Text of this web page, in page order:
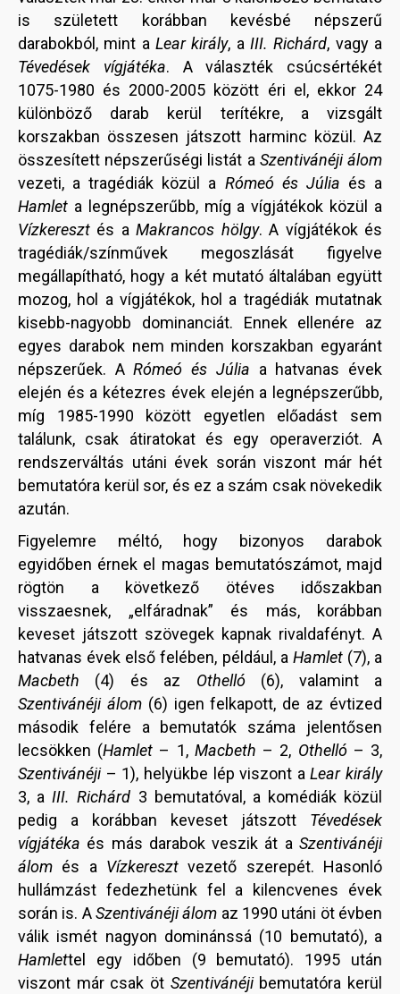
is született korábban kevésbé népszerű
darabokból, mint a Lear király, aIII. Richárd, vagy a
Tévedések vígjátéka. A választék csúcsértékét
1075-1980 és 2000-2005 között éri el, ekkor 24
különböző darab kerül terítékre, a vizsgált
korszakban összesen játszott harminc közül. Az
összesített népszerűségi listát a Szentivánéji álom
vezeti, a tragédiák közül a Rómeó és Júlia és a
Hamlet a legnépszerűbb, míg a vígjátékok közül a
Vízkereszt és aMakrancos hölgy. A vígjátékok és
tragédiák/színművek megoszlását figyelve
megállapítható, hogy a két mutató általában együtt
mozog, hol a vígjátékok, hol a tragédiák mutatnak
kisebb-nagyobb dominanciát. Ennek ellenére az
egyes darabok nem minden korszakban egyaránt
népszerűek. ARómeó és Júlia a hatvanas évek
elején és a kétezres évek elején a legnépszerűbb,
míg 1985-1990 között egyetlen előadást sem
találunk, csak átiratokat és egy operaverziót. A
rendszerváltás utáni évek során viszont már hét
bemutatóra kerül sor, és ez a szám csak növekedik
azután.
Figyelemre méltó, hogy bizonyos darabok
egyidőben érnek el magas bemutatószámot, majd
rögtön a következő ötéves időszakban
visszaesnek, „elfáradnak” és más, korábban
keveset játszott szövegek kapnak rivaldafényt. A
hatvanas évek első felében, például, a Hamlet(7), a
Macbeth (4) és az Othelló(6), valamint a
Szentivánéji álom(6) igen felkapott, de az évtized
második felére a bemutatók száma jelentősen
lecsökken (Hamlet – 1, Macbeth – 2, Othelló– 3,
Szentivánéji– 1), helyükbe lép viszont aLear király
3, aIII. Richárd 3 bemutatóval, a komédiák közül
pedig a korábban keveset játszott Tévedések
vígjátéka és más darabok veszik át a Szentivánéji
álom és a Vízkeresztvezető szerepét. Hasonló
hullámzást fedezhetünk fel a kilencvenes évek
során is. ASzentivánéji álom az 1990 utáni öt évben
válik ismét nagyon dominánssá (10 bemutató), a
Hamlettel egy időben (9 bemutató). 1995 után
viszont már csak öt Szentivánéjibemutatóra kerül